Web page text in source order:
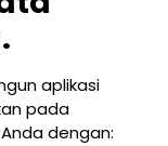
aplikasi
pada
dengan: